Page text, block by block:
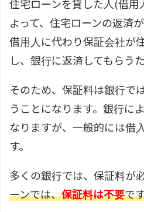
住宅ローンを貸した人(借用
よって、住宅ローンの返済
借用人に代わり保証会社が
し、銀行に返済してもらう
そのため、保証料は銀行で
うことになります。銀行に
なりますが、一般的には借
す。
多くの銀行では、保証料が
ーンでは、保証料は不要で